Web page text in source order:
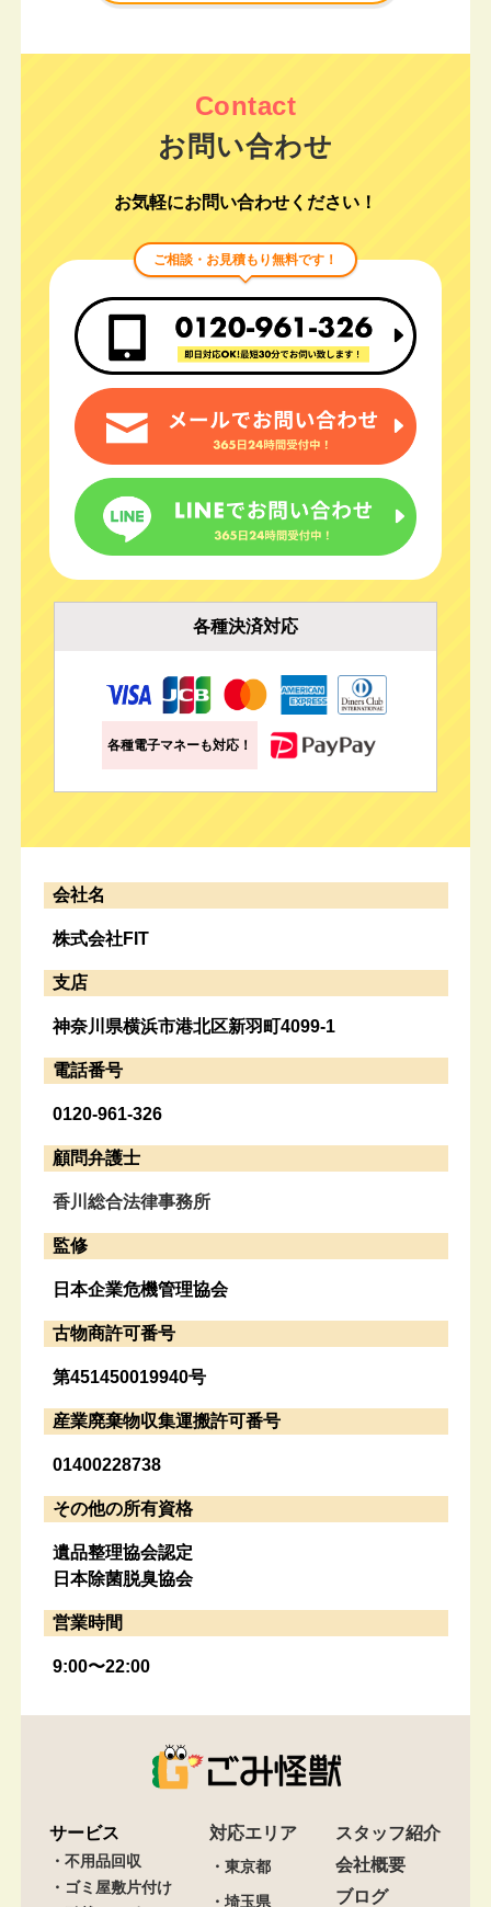
お問い合わせ
お気軽にお問い合わせください！
ご相談・お見積もり無料です！
各種決済対応
各種電子マネーも対応！
会社名
株式会社FIT
支店
神奈川県横浜市港北区新羽町4099-1
電話番号
0120-961-326
顧問弁護士
香川総合法律事務所
監修
日本企業危機管理協会
古物商許可番号
第451450019940号
産業廃棄物収集運搬許可番号
01400228738
その他の所有資格
遺品整理協会認定
日本除菌脱臭協会
営業時間
9:00〜22:00
サービス
・不用品回収
・ゴミ屋敷片付け
対応エリア
・東京都
・埼玉県
スタッフ紹介
会社概要
ブログ